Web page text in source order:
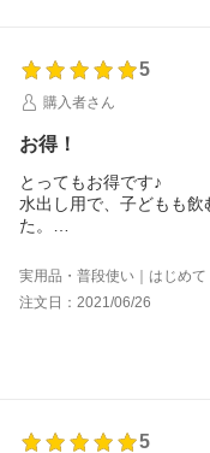
5
購入者さん
お得！
とってもお得です♪
水出し用で、子どもも
た。
試しに、と買ってみま
おまけの紅茶までいただ
数量限定のようですの
実用品・普段使い｜はじめて
注文日：2021/06/26
5